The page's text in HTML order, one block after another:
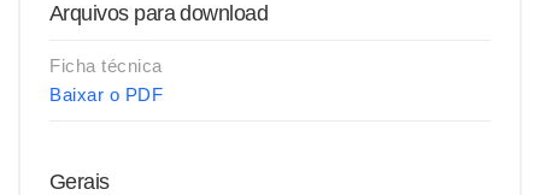
Arquivos para download
Ficha técnica
Baixar o PDF
Gerais